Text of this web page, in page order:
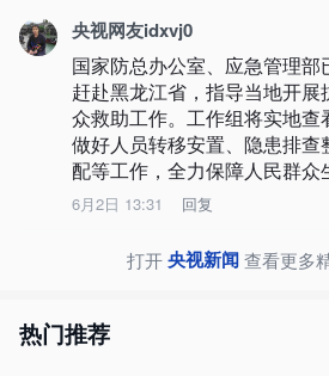
央视网友idxvj0
国家防总办公室、应急管理部
赶赴黑龙江省，指导当地开
众救助工作。工作组将实地查
做好人员转移安置、隐患排查
配等工作，全力保障人民群众
6月2日 13:31 回复
打开央视新闻查看更多
热门推荐